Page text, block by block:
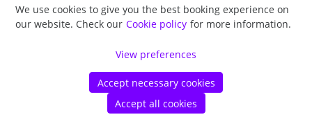
We use cookies to give you the best booking experience on
our website. Check our Cookie policy for more information.
View preferences
Accept necessary cookies
Accept all cookies